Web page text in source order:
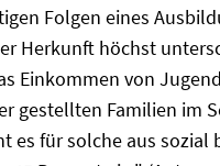
Folgen eines
Herkunft höchst
Einkommen von
gestellten Familien im
es für solche aus sozial